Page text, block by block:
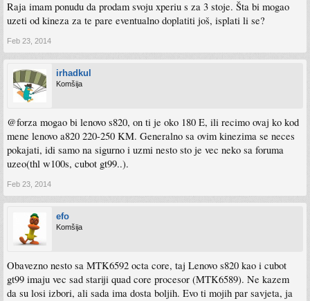
Raja imam ponudu da prodam svoju xperiu s za 3 stoje. Šta bi mogao
uzeti od kineza za te pare eventualno doplatiti još, isplati li se?
Feb 23, 2014
irhadkul
Komšija
@forza mogao bi lenovo s820, on ti je oko 180 E, ili recimo ovaj ko kod
mene lenovo a820 220-250 KM. Generalno sa ovim kinezima se neces
pokajati, idi samo na sigurno i uzmi nesto sto je vec neko sa foruma
uzeo(thl w100s, cubot gt99..).
Feb 23, 2014
efo
Komšija
Obavezno nesto sa MTK6592 octa core, taj Lenovo s820 kao i cubot
gt99 imaju vec sad stariji quad core procesor (MTK6589). Ne kazem
da su losi izbori, ali sada ima dosta boljih. Evo ti mojih par savjeta, ja